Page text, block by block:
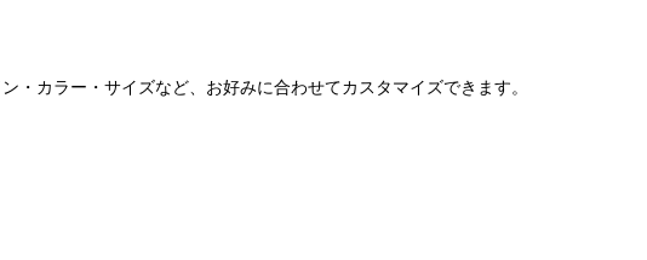
カラー・サイズなど、お好みに合わせてカスタマイズできます。